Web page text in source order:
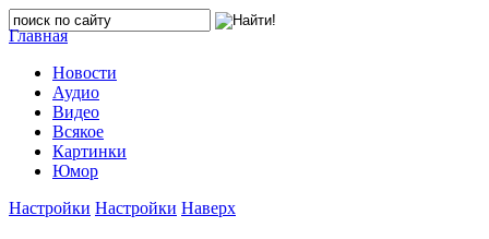
Главная
Новости
Аудио
Видео
Всякое
Картинки
Юмор
Настройки Настройки Наверх